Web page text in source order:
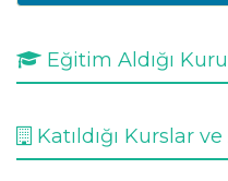
Eğitim Aldığı
Katıldığı Kurslar